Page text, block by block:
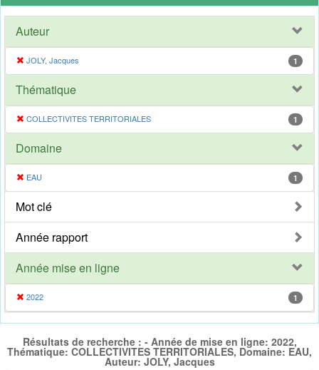
Auteur
JOLY, Jacques 1
Thématique
COLLECTIVITES TERRITORIALES 1
Domaine
EAU 1
Mot clé
Année rapport
Année mise en ligne
2022 1
Résultats de recherche : - Année de mise en ligne: 2022,
Thématique: COLLECTIVITES TERRITORIALES, Domaine: EAU,
Auteur: JOLY, Jacques